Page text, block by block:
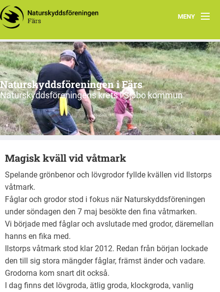
MENY
Hem
Nyfiken på vad vi gör?
Program 2026
Om oss
Remissvar
Årsmöteshandlingar
Våra stadgar
Sjöbo Fågelklubb
Natursnokarna
Naturskyddsföreningen i Färs
Naturskyddsföreningens krets i Sjöbo kommun
Magisk kväll vid våtmark
Spelande grönbenor och lövgrodor fyllde kvällen vid Ilstorps
våtmark.
Fåglar och grodor stod i fokus när Naturskyddsföreningen
under söndagen den 7 maj besökte den fina våtmarken.
Vi började med fåglar och avslutade med grodor, däremellan
hanns en fika med.
Ilstorps våtmark stod klar 2012. Redan från början lockade
den till sig stora mängder fåglar, främst änder och vadare.
Grodorna kom snart dit också.
I dag finns det lövgroda, ätlig groda, klockgroda, vanlig